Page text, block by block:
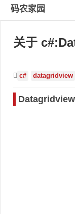
码农家园
关于
c# datagridview